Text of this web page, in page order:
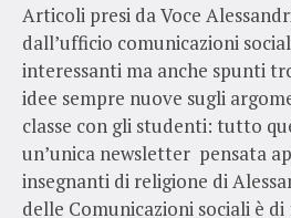
Articoli presi da Voce
dall’ufficio comunicazioni
interessanti ma anche spunti
idee sempre nuove sugli
classe con gli studenti: tutto
un’unica newsletter pensata
insegnanti di religione di
delle Comunicazioni sociali è di